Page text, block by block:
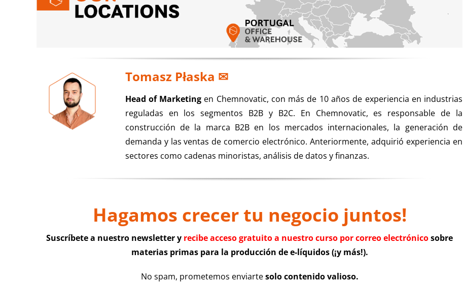
Tomasz Płaska ✉
Head of Marketing en Chemnovatic, con más de 10 años de experiencia en industrias
reguladas en los segmentos B2B y B2C. En Chemnovatic, es responsable de la
construcción de la marca B2B en los mercados internacionales, la generación de
demanda y las ventas de comercio electrónico. Anteriormente, adquirió experiencia en
sectores como cadenas minoristas, análisis de datos y finanzas.
Hagamos crecer tu negocio juntos!
Suscríbete a nuestro newsletter y recibe acceso gratuito a nuestro curso por correo electrónicosobre
materias primas para la producción de e-líquidos (¡y más!).
No spam, prometemos enviartesolo contenido valioso.